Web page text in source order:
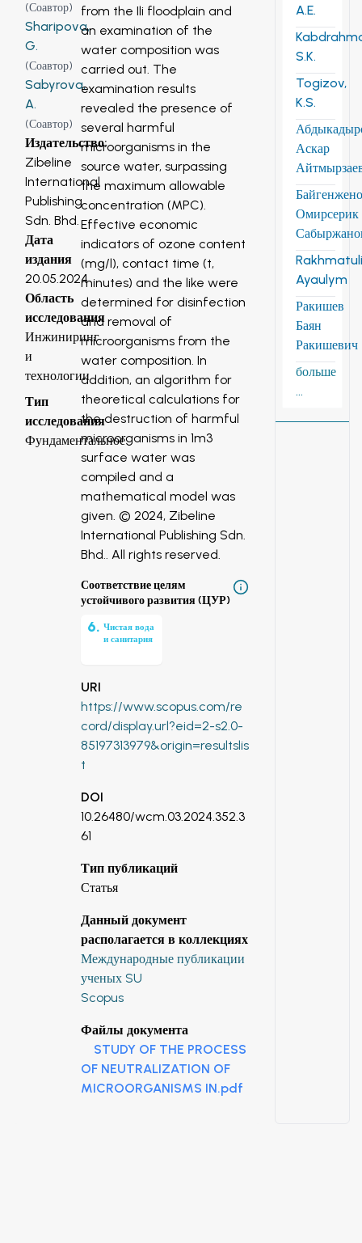
(Соавтор)
Sharipova,
G.
(Соавтор)
Sabyrova,
A.
(Соавтор)
Издательство:
Zibeline
International
Publishing
Sdn. Bhd.
Дата
издания
20.05.2024
Область
исследования
Инжиниринг
и
технологии
Тип
исследования
Фундаментальное
from the Ili floodplain and
an examination of the
water composition was
carried out. The
examination results
revealed the presence of
several harmful
microorganisms in the
source water, surpassing
the maximum allowable
concentration (MPC).
Effective economic
indicators of ozone content
(mg/l), contact time (t,
minutes) and the like were
determined for disinfection
and removal of
microorganisms from the
water composition. In
addition, an algorithm for
theoretical calculations for
the destruction of harmful
microorganisms in 1m3
surface water was
compiled and a
mathematical model was
given. © 2024, Zibeline
International Publishing Sdn.
Bhd.. All rights reserved.
Соответствие целям
устойчивого развития (ЦУР)
6.Чистая вода
и санитария
URI
https://www.scopus.com/re
cord/display.url?eid=2-s2.0-
85197313979&origin=resultslis
t
DOI
10.26480/wcm.03.2024.352.3
61
Тип публикаций
Статья
Данный документ
располагается в коллекциях
Международные публикации
ученых SU
Scopus
Файлы документа
STUDY OF THE PROCESS
OF NEUTRALIZATION OF
MICROORGANISMS IN.pdf
A.E.
S.K.
Togizov,
K.S.
Аскар
Омирсерик
Ayaulym
Ракишев
Баян
Ракишевич
больше
...